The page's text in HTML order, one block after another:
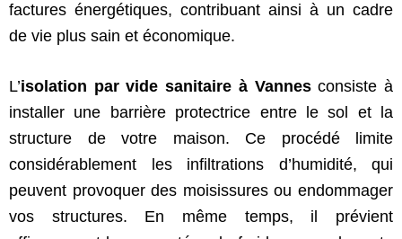
factures énergétiques, contribuant ainsi à un cadre
de vie plus sain et économique.
L’isolation par vide sanitaire à Vannesconsiste à
installer une barrière protectrice entre le sol et la
structure de votre maison. Ce procédé limite
considérablement les infiltrations d’humidité, qui
peuvent provoquer des moisissures ou endommager
vos structures. En même temps, il prévient